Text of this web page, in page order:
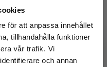
för att anpassa innehållet
tillhandahålla funktioner
vår trafik. Vi
och annan